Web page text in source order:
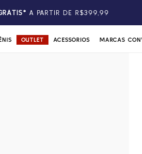
A PARTIR DE R$399,99
OUTLET ACESSÓRIOS MARCAS